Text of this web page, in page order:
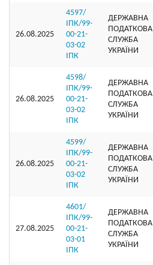
26.08.2025
4597/
ІПК/99-
00-21-
03-02
ІПК
ДЕРЖАВНА
ПОДАТКОВА
СЛУЖБА
УКРАЇНИ
26.08.2025
4598/
ІПК/99-
00-21-
03-02
ІПК
ДЕРЖАВНА
ПОДАТКОВА
СЛУЖБА
УКРАЇНИ
26.08.2025
4599/
ІПК/99-
00-21-
03-02
ІПК
ДЕРЖАВНА
ПОДАТКОВА
СЛУЖБА
УКРАЇНИ
27.08.2025
4601/
ІПК/99-
00-21-
03-01
ІПК
ДЕРЖАВНА
ПОДАТКОВА
СЛУЖБА
УКРАЇНИ